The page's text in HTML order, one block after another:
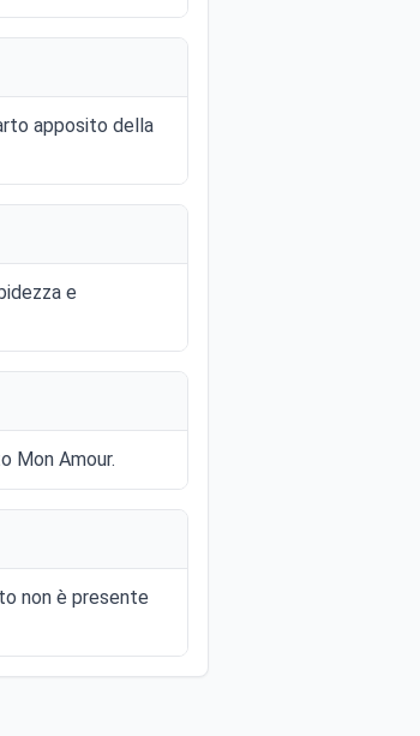
apposito della
e
Mon Amour.
non è presente